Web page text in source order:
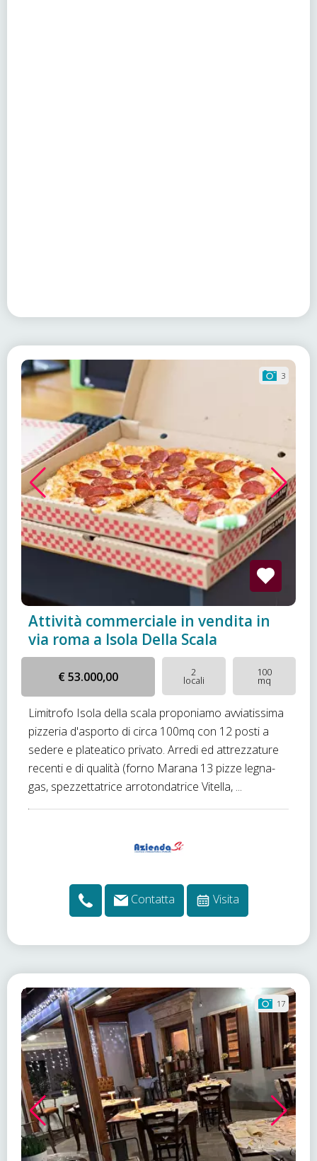
3
Attività commerciale in vendita in
via roma a Isola Della Scala
€ 53.000,00 2
locali
100
mq
Limitrofo Isola della scala proponiamo avviatissima
pizzeria d'asporto di circa 100mq con 12 posti a
sedere e plateatico privato. Arredi ed attrezzature
recenti e di qualità (forno Marana 13 pizze legna-
gas, spezzettatrice arrotondatrice Vitella, ...
Contatta Visita
17